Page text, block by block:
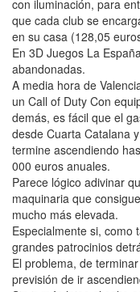
con iluminación, para
que cada club se
en su casa (128,05
En 3D Juegos La
abandonadas.
A media hora de
un Call of Duty Con
demás, es fácil que el
desde Cuarta Catalana
termine ascendiendo
000 euros anuales.
Parece lógico adivinar
maquinaria que
mucho más elevada.
Especialmente si, como
grandes patrocinios
El problema, de
previsión de ir